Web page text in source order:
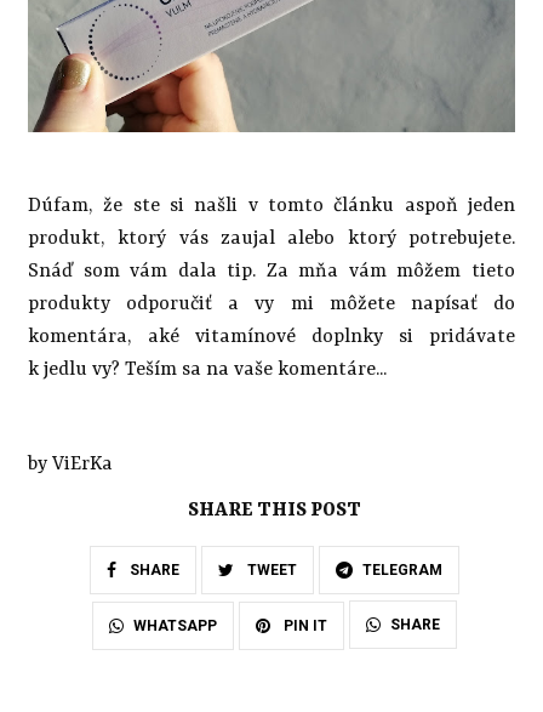
Dúfam, že ste si našli v tomto článku aspoň jeden
produkt, ktorý vás zaujal alebo ktorý potrebujete.
Snáď som vám dala tip. Za mňa vám môžem tieto
produkty odporučiť a vy mi môžete napísať do
komentára, aké vitamínové doplnky si pridávate
k jedlu vy? Teším sa na vaše komentáre...
by ViErKa
SHARE THIS POST
SHARE TWEET TELEGRAM
WHATSAPP PIN IT SHARE